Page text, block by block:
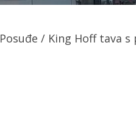
Posuđe / King Hoff tava s